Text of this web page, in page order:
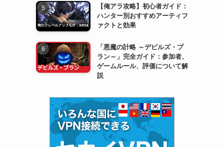
【俺アラ攻略】初心者ガイド：
ハンター別おすすめアーティフ
ァクトと効果
「悪魔の計略 ～デビルズ・プ
ラン～」完全ガイド：参加者、
ゲームルール、評価について解
説